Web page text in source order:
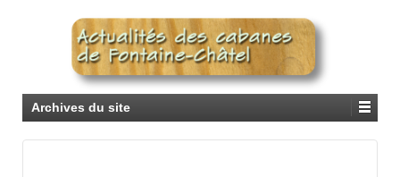
Archives du site